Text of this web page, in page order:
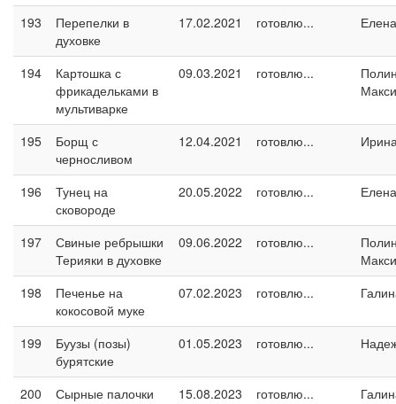
193
Перепелки в
духовке
17.02.2021 готовлю...
194
Картошка с
фрикадельками в
мультиварке
09.03.2021 готовлю...
195
Борщ с
черносливом
12.04.2021 готовлю...
196
Тунец на
сковороде
20.05.2022 готовлю...
197
Свиные ребрышки
Терияки в духовке
09.06.2022 готовлю...
198
Печенье на
кокосовой муке
07.02.2023 готовлю...
199
Буузы (позы)
бурятские
01.05.2023 готовлю...
200 Сырные палочки 15.08.2023 готовлю...